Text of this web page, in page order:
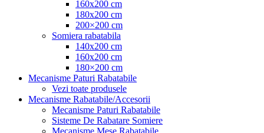
160x200 cm
180x200 cm
200×200 cm
Somiera rabatabila
140x200 cm
160x200 cm
180×200 cm
Mecanisme Paturi Rabatabile
Vezi toate produsele
Mecanisme Rabatabile/Accesorii
Mecanisme Paturi Rabatabile
Sisteme De Rabatare Somiere
Mecanisme Mese Rabatabile